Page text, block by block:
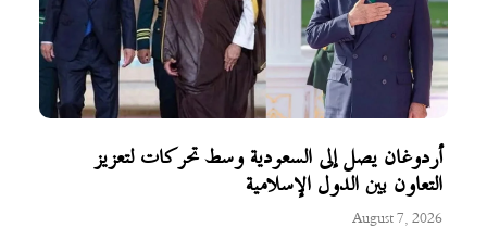
أردوغان يصل إلى السعودية وسط تحركات لتعزيز
التعاون بين الدول الإسلامية
August 7, 2026